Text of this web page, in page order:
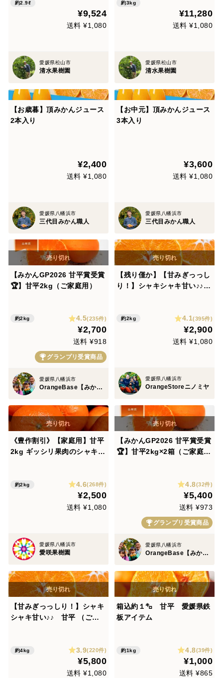
8）
約2.9ℓ
¥9,524
送料 ¥1,080
愛媛県松山市
清水果樹園
約3kg
¥11,280
送料 ¥1,080
愛媛県松山市
清水果樹園
【お歳暮】頂みかんジュース
2本入り
¥2,400
送料 ¥1,080
愛媛県八幡浜市
三代目みかん職人
【お中元】頂みかんジュース
3本入り
¥3,600
送料 ¥1,080
愛媛県八幡浜市
三代目みかん職人
【みかんGP2026 甘平賞受賞
🏆】甘平2kg（ご家庭用）
約2kg 4.5(235件)
¥2,700
送料 ¥918
グランプリ受賞商品
愛媛県八幡浜市
OrangeBase【みかん・柑橘グランプリ2026受賞園】
【残り僅か】【甘みぎっっし
り！】シャキシャキ甘い♪♪
約2kg 4.1(395件)
¥2,900
送料 ¥1,080
愛媛県八幡浜市
OrangeStoreニノミヤ
《豊作割引》【家庭用】甘平
2kg ギッシリ果肉のシャキシ
約2kg 4.6(268件)
¥2,500
送料 ¥1,080
愛媛県八幡浜市
愛咲果樹園
【みかんGP2026 甘平賞受賞
🏆】甘平2kg×2箱（ご家庭
4.8(32件)
¥5,400
送料 ¥973
グランプリ受賞商品
愛媛県八幡浜市
OrangeBase【みかん・柑橘グランプリ2026受賞園】
【甘みぎっっしり！】シャキ
シャキ甘い♪♪ 甘平 （ご家
約4kg 3.9(220件)
¥5,800
送料 ¥1,080
箱込約１㌔ 甘平 愛媛県鉄
板アイテム
約1kg 4.8(39件)
¥1,000
送料 ¥865